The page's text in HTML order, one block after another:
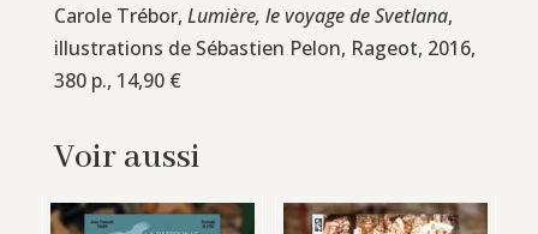
Carole Trébor, Lumière, le voyage de Svetlana,
illustrations de Sébastien Pelon, Rageot, 2016,
380 p., 14,90 €
Voir aussi